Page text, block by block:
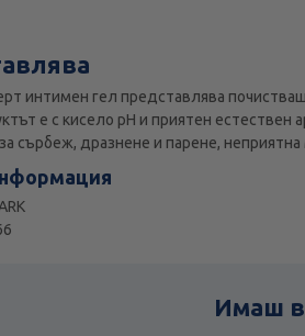
интимен гел представлява
е с кисело pH и приятен
сърбеж, дразнене и парене,
Имаш